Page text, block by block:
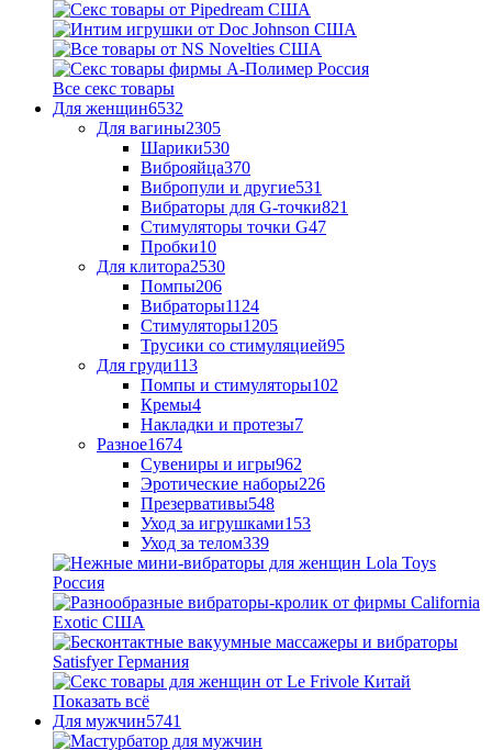
Все секс товары
Для женщин6532
Для вагины2305
Шарики530
Виброяйца370
Вибропули и другие531
Вибраторы для G-точки821
Стимуляторы точки G47
Пробки10
Для клитора2530
Помпы206
Вибраторы1124
Стимуляторы1205
Трусики со стимуляцией95
Для груди113
Помпы и стимуляторы102
Кремы4
Накладки и протезы7
Разное1674
Сувениры и игры962
Эротические наборы226
Презервативы548
Уход за игрушками153
Уход за телом339
Показать всё
Для мужчин5741